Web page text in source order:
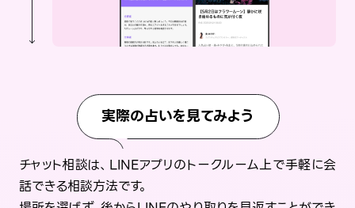
実際の占いを見てみよう
チャット相談は、LINEアプリのトークルーム上で手軽に会
話できる相談方法です。